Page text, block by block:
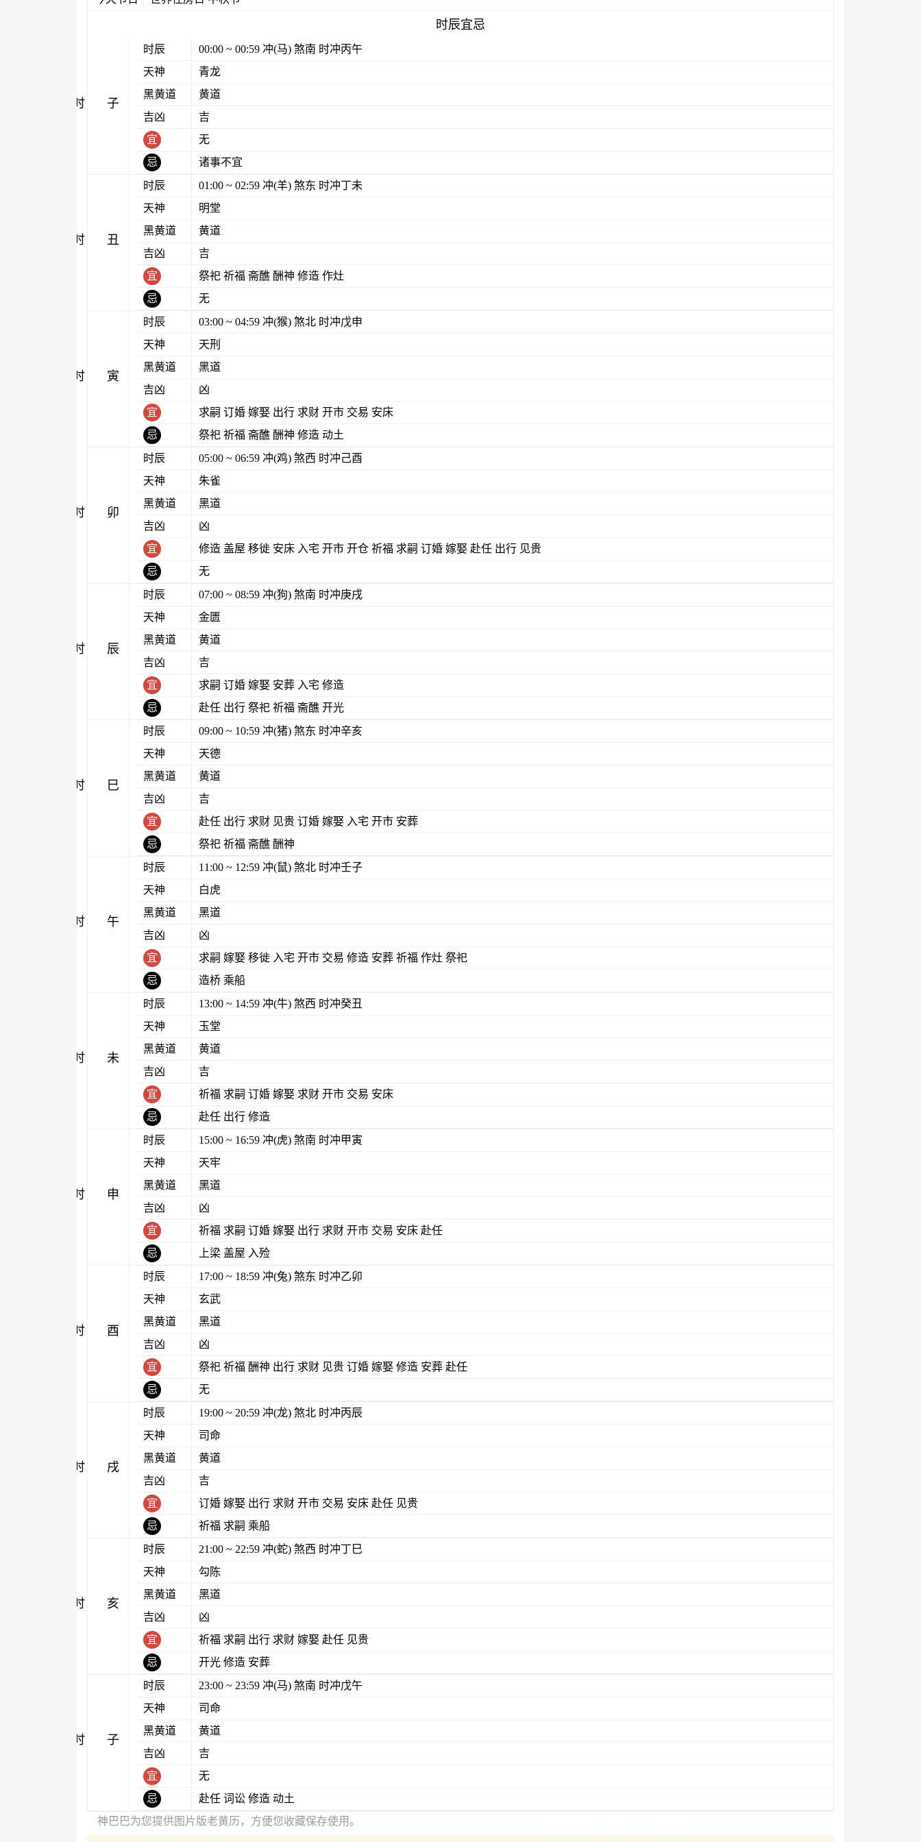
时辰宜忌
子时
时辰
00:00 ~ 00:59 冲(马) 煞南 时冲丙午
天神
青龙
黑黄道
黄道
吉凶
吉
宜
无
忌
诸事不宜
丑时
时辰
01:00 ~ 02:59 冲(羊) 煞东 时冲丁未
天神
明堂
黑黄道
黄道
吉凶
吉
宜
祭祀 祈福 斋醮 酬神 修造 作灶
忌
无
寅时
时辰
03:00 ~ 04:59 冲(猴) 煞北 时冲戊申
天神
天刑
黑黄道
黑道
吉凶
凶
宜
求嗣 订婚 嫁娶 出行 求财 开市 交易 安床
忌
祭祀 祈福 斋醮 酬神 修造 动土
卯时
时辰
05:00 ~ 06:59 冲(鸡) 煞西 时冲己酉
天神
朱雀
黑黄道
黑道
吉凶
凶
宜
修造 盖屋 移徙 安床 入宅 开市 开仓 祈福 求嗣 订婚 嫁娶 赴任 出行 见贵
忌
无
辰时
时辰
07:00 ~ 08:59 冲(狗) 煞南 时冲庚戌
天神
金匮
黑黄道
黄道
吉凶
吉
宜
求嗣 订婚 嫁娶 安葬 入宅 修造
忌
赴任 出行 祭祀 祈福 斋醮 开光
巳时
时辰
09:00 ~ 10:59 冲(猪) 煞东 时冲辛亥
天神
天德
黑黄道
黄道
吉凶
吉
宜
赴任 出行 求财 见贵 订婚 嫁娶 入宅 开市 安葬
忌
祭祀 祈福 斋醮 酬神
午时
时辰
11:00 ~ 12:59 冲(鼠) 煞北 时冲壬子
天神
白虎
黑黄道
黑道
吉凶
凶
宜
求嗣 嫁娶 移徙 入宅 开市 交易 修造 安葬 祈福 作灶 祭祀
忌
造桥 乘船
未时
时辰
13:00 ~ 14:59 冲(牛) 煞西 时冲癸丑
天神
玉堂
黑黄道
黄道
吉凶
吉
宜
祈福 求嗣 订婚 嫁娶 求财 开市 交易 安床
忌
赴任 出行 修造
申时
时辰
15:00 ~ 16:59 冲(虎) 煞南 时冲甲寅
天神
天牢
黑黄道
黑道
吉凶
凶
宜
祈福 求嗣 订婚 嫁娶 出行 求财 开市 交易 安床 赴任
忌
上梁 盖屋 入殓
酉时
时辰
17:00 ~ 18:59 冲(兔) 煞东 时冲乙卯
天神
玄武
黑黄道
黑道
吉凶
凶
宜
祭祀 祈福 酬神 出行 求财 见贵 订婚 嫁娶 修造 安葬 赴任
忌
无
戌时
时辰
19:00 ~ 20:59 冲(龙) 煞北 时冲丙辰
天神
司命
黑黄道
黄道
吉凶
吉
宜
订婚 嫁娶 出行 求财 开市 交易 安床 赴任 见贵
忌
祈福 求嗣 乘船
亥时
时辰
21:00 ~ 22:59 冲(蛇) 煞西 时冲丁巳
天神
勾陈
黑黄道
黑道
吉凶
凶
宜
祈福 求嗣 出行 求财 嫁娶 赴任 见贵
忌
开光 修造 安葬
子时
时辰
23:00 ~ 23:59 冲(马) 煞南 时冲戊午
天神
司命
黑黄道
黄道
吉凶
吉
宜
无
忌
赴任 词讼 修造 动土
神巴巴为您提供图片版老黄历，方便您收藏保存使用。